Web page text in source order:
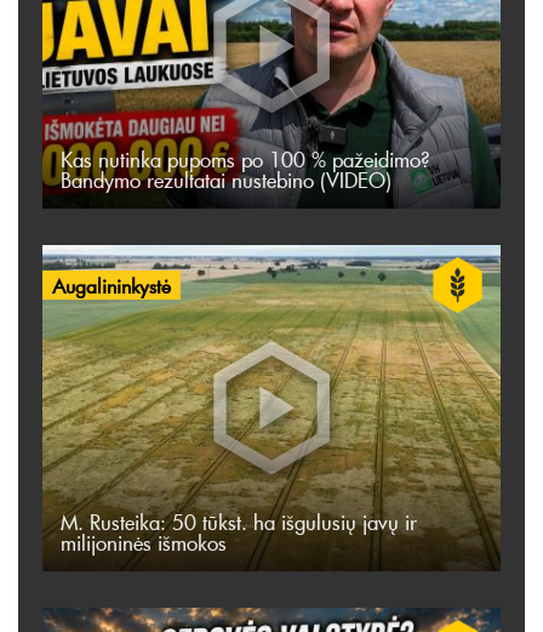
Kas nutinka pupoms po 100 % pažeidimo?
Bandymo rezultatai nustebino (VIDEO)
Augalininkystė
M. Rusteika: 50 tūkst. ha išgulusių javų ir
milijoninės išmokos